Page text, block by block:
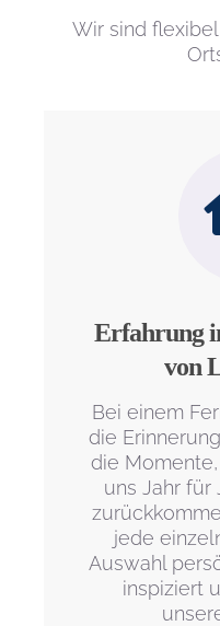
Wir sind
Erfahrung
von
Bei einem
die
die
uns Jahr für
jede
Auswahl
inspiziert